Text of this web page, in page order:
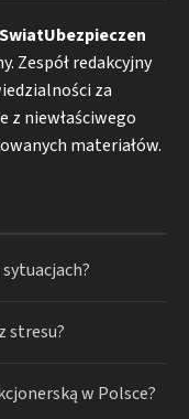
SwiatUbezpieczen
Zespół redakcyjny
za
z niewłaściwego
materiałów.
stresu?
w Polsce?